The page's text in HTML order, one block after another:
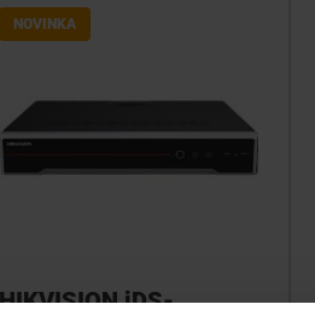
NOVINKA
iDS-